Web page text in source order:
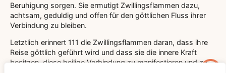
Beruhigung sorgen. Sie ermutigt Zwillingsflammen dazu,
achtsam, geduldig und offen für den göttlichen Fluss ihrer
Verbindung zu bleiben.
Letztlich erinnert 111 die Zwillingsflammen daran, dass ihre
Reise göttlich geführt wird und dass sie die innere Kraft
besitzen, diese heilige Verbindung zu manifestieren und zu